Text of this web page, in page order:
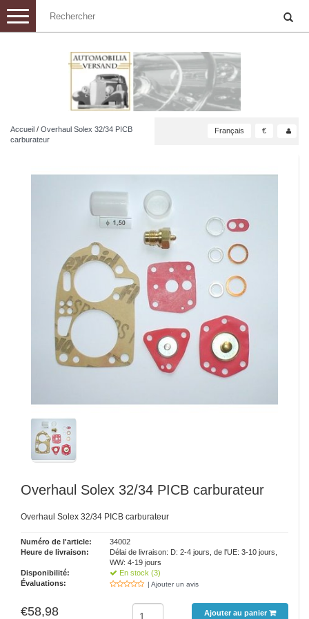
Toggle
navigation
Accueil / Overhaul Solex 32/34 PICB
carburateur
Français €
Overhaul Solex 32/34 PICB carburateur
Overhaul Solex 32/34 PICB carburateur
Numéro de l'article:
34002
Heure de livraison:
Délai de livraison: D: 2-4 jours, de l'UE: 3-10 jours,
WW: 4-19 jours
Disponibilité:
En stock (3)
Évaluations:
| Ajouter un avis
€58,98 Ajouter au panier